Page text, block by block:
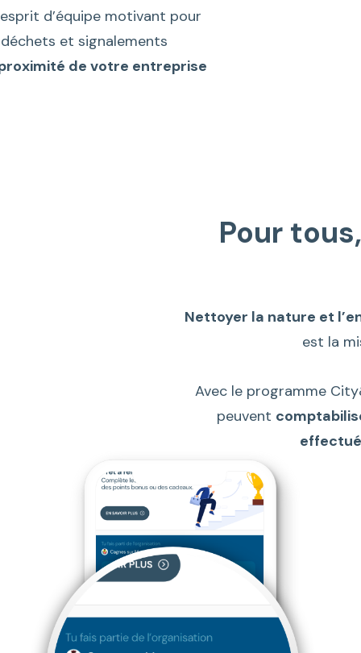
d’équipe motivant pour
et signalements
de votre entreprise
Pour
Nettoyer la nature et
est la
Avec le programme
peuvent